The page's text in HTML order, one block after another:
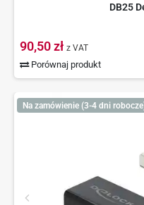
DB25
90,50 zł z VAT
Porównaj produkt
Na zamówienie (3-4 dni